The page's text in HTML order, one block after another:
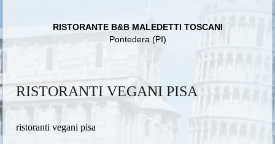
RISTORANTE B&B MALEDETTI TOSCANI
Pontedera (PI)
RISTORANTI VEGANI PISA
ristoranti vegani pisa